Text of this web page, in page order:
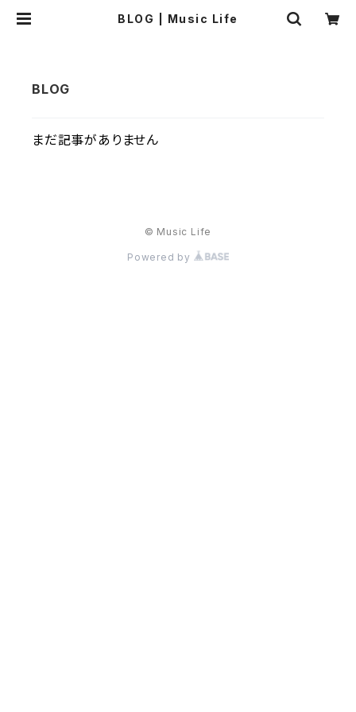
BLOG | Music Life
まだ記事がありません
© Music Life
Powered by